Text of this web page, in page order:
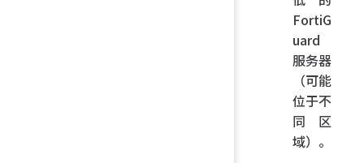
FortiG
uard
服务器
（可能
位于不
同区
域）。